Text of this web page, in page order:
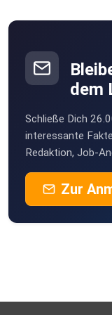
#Leadership
#NewWork
#Achtsamkeit
#Selbstreflexion
#PodcastFolge
dem
Schließe Dich
interessante
Redaktion, Job-
Zur